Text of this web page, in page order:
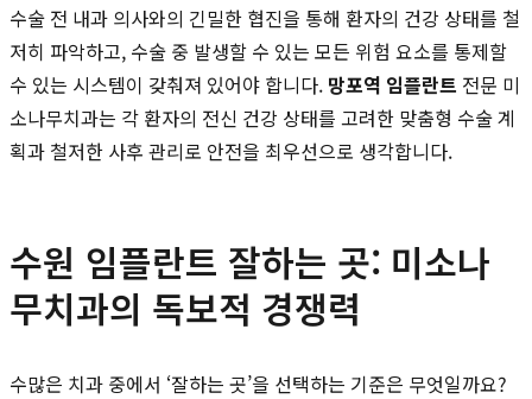
수술 전 내과 의사와의 긴밀한 협진을 통해 환자의 건강 상태를 철
저히 파악하고, 수술 중 발생할 수 있는 모든 위험 요소를 통제할
수 있는 시스템이 갖춰져 있어야 합니다. 망포역 임플란트 전문 미
소나무치과는 각 환자의 전신 건강 상태를 고려한 맞춤형 수술 계
획과 철저한 사후 관리로 안전을 최우선으로 생각합니다.
수원 임플란트 잘하는 곳: 미소나
무치과의 독보적 경쟁력
수많은 치과 중에서 ‘잘하는 곳’을 선택하는 기준은 무엇일까요?